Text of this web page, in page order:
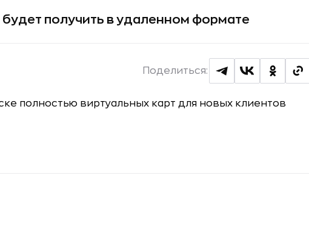
получить в удаленном формате
Поделиться: